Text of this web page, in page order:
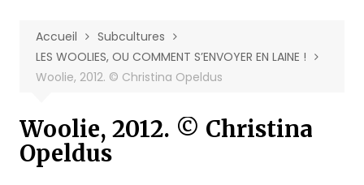
Accueil
Subcultures
LES WOOLIES, OU COMMENT S’ENVOYER EN LAINE !
Woolie, 2012. © Christina Opeldus
Woolie, 2012. © Christina
Opeldus